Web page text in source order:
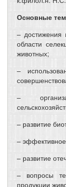
Основные
– достижения
области
животных;
–
–
– развитие
–
– развитие
– вопросы
продукции